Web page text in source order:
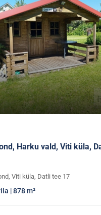
Harku vald, Viti küla,
Viti küla, Datli tee 17
| 878 m²